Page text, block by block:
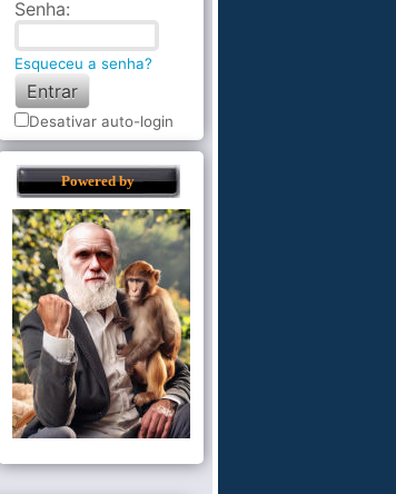
Senha:
Esqueceu a senha?
Desativar auto-login
Powered by